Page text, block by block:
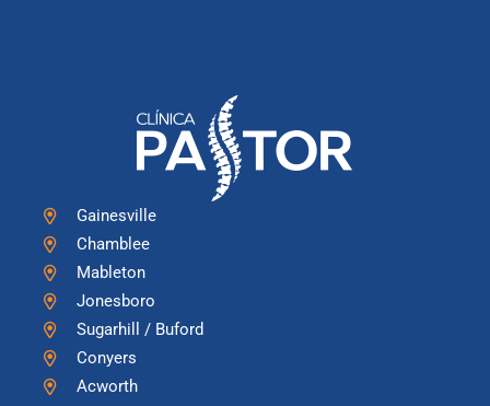
Gainesville
Chamblee
Mableton
Jonesboro
Sugarhill / Buford
Conyers
Acworth